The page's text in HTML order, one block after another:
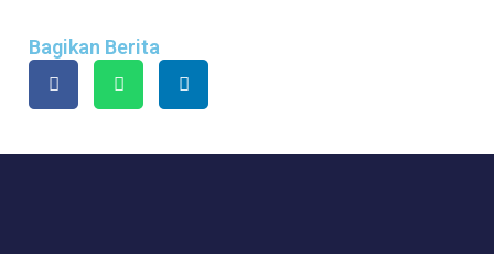
Bagikan Berita